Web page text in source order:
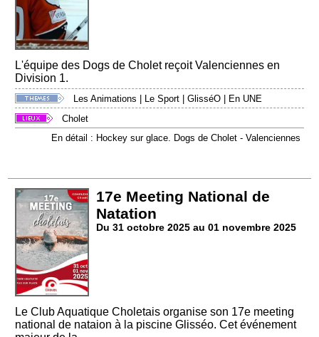
L'équipe des Dogs de Cholet reçoit Valenciennes en
Division 1.
Les Animations Le Sport |GlisséO
En UNE
Cholet
En détail : Hockey sur glace. Dogs de Cholet - Valenciennes
17e Meeting National de
Natation
Du 31 octobre 2025 au 01 novembre 2025
Le Club Aquatique Choletais organise son 17e meeting
national de nataion à la piscine Glisséo. Cet événement